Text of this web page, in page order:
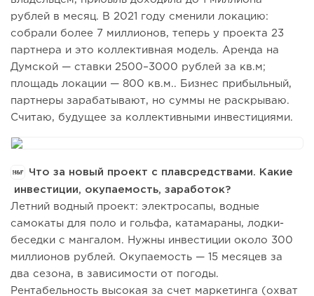
рублей в месяц. В 2021 году сменили локацию:
собрали более 7 миллионов, теперь у проекта 23
партнера и это коллективная модель. Аренда на
Думской — ставки 2500–3000 рублей за кв.м;
площадь локации — 800 кв.м.. Бизнес прибыльный,
партнеры зарабатывают, но суммы не раскрываю.
Считаю, будущее за коллективными инвестициями.
Что за новый проект с плавсредствами. Какие
инвестиции, окупаемость, заработок?
Летний водный проект: электросапы, водные
самокаты для поло и гольфа, катамараны, лодки-
беседки с мангалом. Нужны инвестиции около 300
миллионов рублей. Окупаемость — 15 месяцев за
два сезона, в зависимости от погоды.
Рентабельность высокая за счет маркетинга (охват